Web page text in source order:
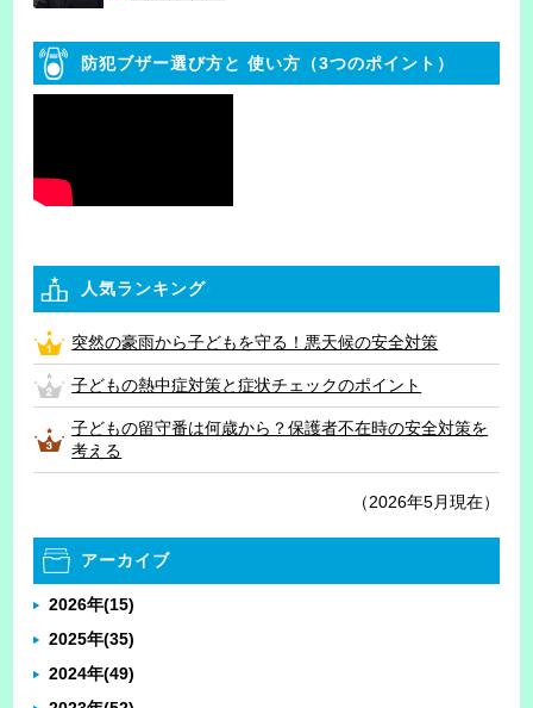
防犯ブザー選び方と 使い方（3つのポイント）
人気ランキング
突然の豪雨から子どもを守る！悪天候の安全対策
子どもの熱中症対策と症状チェックのポイント
子どもの留守番は何歳から？保護者不在時の安全対策を
考える
（2026年5月現在）
アーカイブ
2026年(15)
2025年(35)
2024年(49)